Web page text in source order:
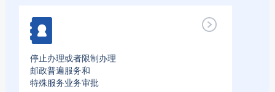
停止办理或者限制办理
邮政普遍服务和
特殊服务业务审批